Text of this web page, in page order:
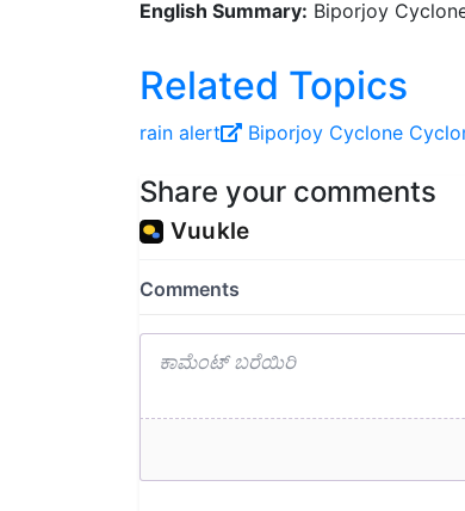
Related Topics
rain alert Biporjoy Cyclone